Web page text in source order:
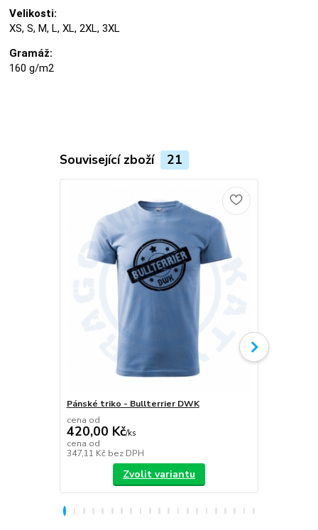
Velikosti:
XS, S, M, L, XL, 2XL, 3XL
Gramáž:
160 g/m2
Související zboží 21
Pánské triko - Bullterrier DWK
cena od
420,00 Kč/ks
cena od
347,11 Kč bez DPH
Zvolit variantu